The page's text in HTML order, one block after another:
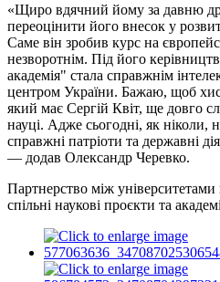
«Щиро вдячний йому за давню
переоцінити його внесок у
Саме він зробив курс на
незворотнім. Під його
академія" стала справжнім
центром України. Бажаю, щоб
який має Сергій Квіт, ще довго
науці. Адже сьогодні, як ніколи,
справжні патріоти та державні
— додав Олександр Черевко.
Партнерство між університетами
спільні наукові проєкти та